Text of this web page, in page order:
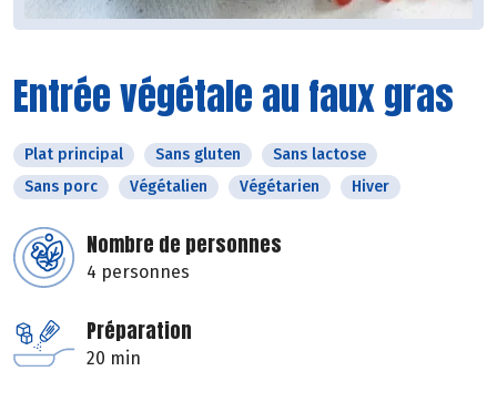
Entrée végétale au faux gras
Plat principal Sans gluten
Sans lactose
Sans porc
Végétalien Végétarien Hiver
Nombre de personnes
4 personnes
Préparation
20 min